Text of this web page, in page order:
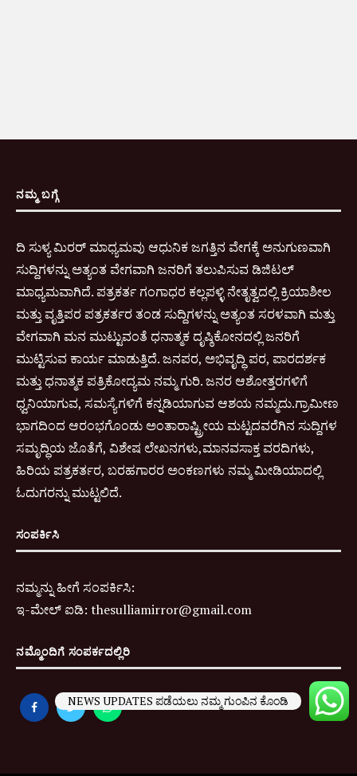
ನಮ್ಮ ಬಗ್ಗೆ
ದಿ ಸುಳ್ಯ ಮಿರರ್ ಮಾಧ್ಯಮವು ಆಧುನಿಕ ಜಗತ್ತಿನ ವೇಗಕ್ಕೆ ಅನುಗುಣವಾಗಿ
ಸುದ್ದಿಗಳನ್ನು ಅತ್ಯಂತ ವೇಗವಾಗಿ ಜನರಿಗೆ ತಲುಪಿಸುವ ಡಿಜಿಟಲ್
ಮಾಧ್ಯಮವಾಗಿದೆ. ಪತ್ರಕರ್ತ ಗಂಗಾಧರ ಕಲ್ಲಪಳ್ಳಿ ನೇತೃತ್ವದಲ್ಲಿ ಕ್ರಿಯಾಶೀಲ
ಮತ್ತು ವೃತ್ತಿಪರ ಪತ್ರಕರ್ತರ ತಂಡ ಸುದ್ದಿಗಳನ್ನು ಅತ್ಯಂತ ಸರಳವಾಗಿ ಮತ್ತು
ವೇಗವಾಗಿ ಮನ ಮುಟ್ಟುವಂತೆ ಧನಾತ್ಮಕ ದೃಷ್ಠಿಕೋನದಲ್ಲಿ ಜನರಿಗೆ
ಮುಟ್ಟಿಸುವ ಕಾರ್ಯ ಮಾಡುತ್ತಿದೆ. ಜನಪರ, ಅಭಿವೃದ್ಧಿ ಪರ, ಪಾರದರ್ಶಕ
ಮತ್ತು ಧನಾತ್ಮಕ ಪತ್ರಿಕೋದ್ಯಮ ನಮ್ಮ ಗುರಿ. ಜನರ ಆಶೋತ್ತರಗಳಿಗೆ
ಧ್ವನಿಯಾಗುವ, ಸಮಸ್ಯೆಗಳಿಗೆ ಕನ್ನಡಿಯಾಗುವ ಆಶಯ ನಮ್ಮದು.ಗ್ರಾಮೀಣ
ಭಾಗದಿಂದ ಆರಂಭಗೊಂಡು ಅಂತಾರಾಷ್ಟ್ರೀಯ ಮಟ್ಟದವರೆಗಿನ ಸುದ್ದಿಗಳ
ಸಮೃದ್ಧಿಯ ಜೊತೆಗೆ, ವಿಶೇಷ ಲೇಖನಗಳು,ಮಾನವಸಾಕ್ತ ವರದಿಗಳು,
ಹಿರಿಯ ಪತ್ರಕರ್ತರ, ಬರಹಗಾರರ ಅಂಕಣಗಳು ನಮ್ಮ ಮೀಡಿಯಾದಲ್ಲಿ
ಓದುಗರನ್ನು ಮುಟ್ಟಲಿದೆ.
ಸಂಪರ್ಕಿಸಿ
ನಮ್ಮನ್ನು ಹೀಗೆ ಸಂಪರ್ಕಿಸಿ:
ಇ-ಮೇಲ್ ಐಡಿ: thesulliamirror@gmail.com
ನಮ್ಮೊಂದಿಗೆ ಸಂಪರ್ಕದಲ್ಲಿರಿ
NEWS UPDATES ಪಡೆಯಲು ನಮ್ಮ ಗುಂಪಿನ ಕೊಂಡಿ